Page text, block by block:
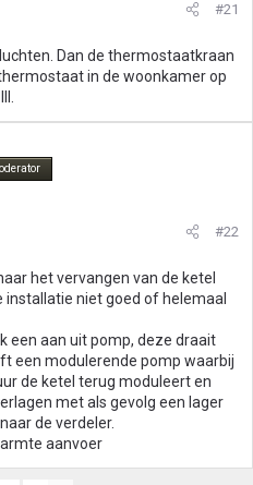
#21
Dan de thermostaatkraan
in de woonkamer op
#22
het vervangen van de ketel
installatie niet goed of helemaal
een aan uit pomp, deze draait
een modulerende pomp waarbij
de ketel terug moduleert en
met als gevolg een lager
de verdeler.
aanvoer